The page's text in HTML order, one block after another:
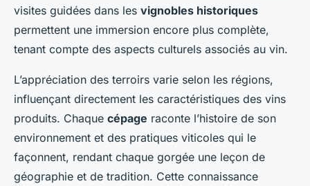
visites guidées dans les vignobles historiques
permettent une immersion encore plus complète,
tenant compte des aspects culturels associés au vin.
L’appréciation des terroirs varie selon les régions,
influençant directement les caractéristiques des vins
produits. Chaque cépage raconte l’histoire de son
environnement et des pratiques viticoles qui le
façonnent, rendant chaque gorgée une leçon de
géographie et de tradition. Cette connaissance